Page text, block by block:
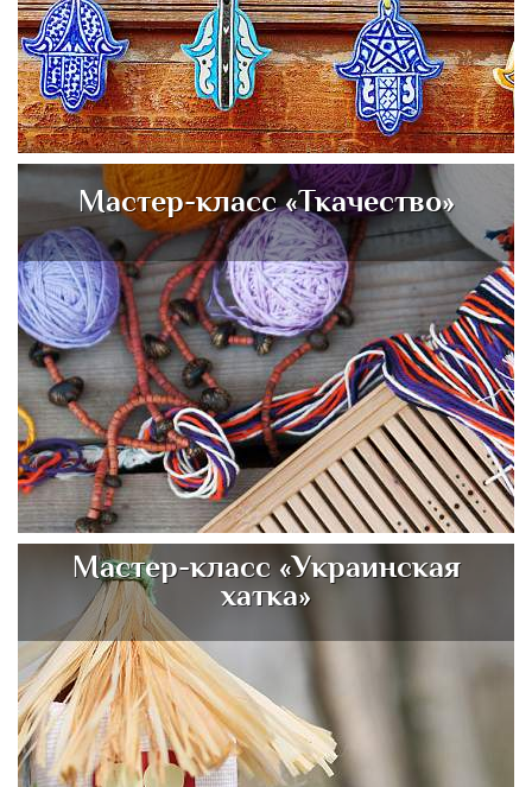
Мастер-класс «Ткачество»
Мастер-класс «Украинская
хатка»